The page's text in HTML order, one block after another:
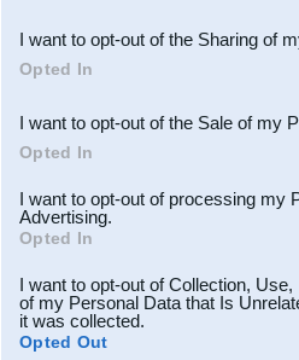
Downstream Participants
third parties.
I want to opt-out of the Sharing of
Opted In
I want to opt-out of the Sale of my
Opted In
I want to opt-out of processing my
Advertising.
Opted In
I want to opt-out of Collection,
of my Personal Data that Is
it was collected.
Opted Out